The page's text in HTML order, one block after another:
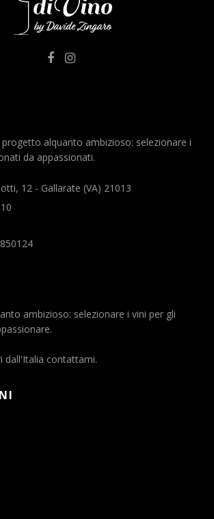
progetto alquanto ambizioso: selezionare i
da appassionati.
12 - Gallarate (VA) 21013
ambizioso: selezionare i vini per gli
dall'Italia contattami.